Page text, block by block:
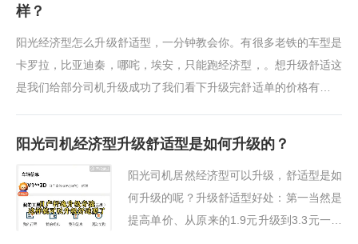
样？
阳光经济型怎么升级舒适型，一分钟教会你。有很多老铁的车型是
卡罗拉，比亚迪秦，哪咤，埃安，只能跑经济型，。想升级舒适这
是我们给部分司机升级成功了我们看下升级完舒适单的价格有想升
阳光司机经济型升级舒适型是如何升级的？
阳光司机居然经济型可以升级，舒适型是如
何升级的呢？升级舒适型好处：第一当然是
提高单价、从原来的1.9元升级到3.3元一公